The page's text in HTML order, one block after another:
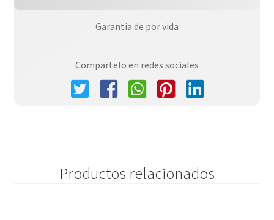
Garantia de por vida
Compartelo en redes sociales
Productos relacionados